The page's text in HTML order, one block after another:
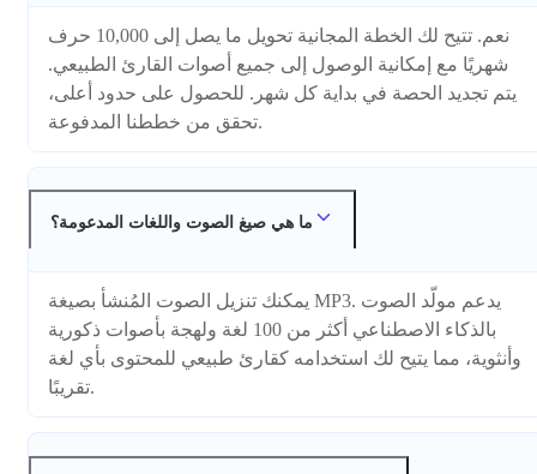
نعم. تتيح لك الخطة المجانية تحويل ما يصل إلى 10,000 حرف
شهريًا مع إمكانية الوصول إلى جميع أصوات القارئ الطبيعي.
يتم تجديد الحصة في بداية كل شهر. للحصول على حدود أعلى،
تحقق من خططنا المدفوعة.
ما هي صيغ الصوت واللغات المدعومة؟
يمكنك تنزيل الصوت المُنشأ بصيغة MP3. يدعم مولّد الصوت
بالذكاء الاصطناعي أكثر من 100 لغة ولهجة بأصوات ذكورية
وأنثوية، مما يتيح لك استخدامه كقارئ طبيعي للمحتوى بأي لغة
تقريبًا.